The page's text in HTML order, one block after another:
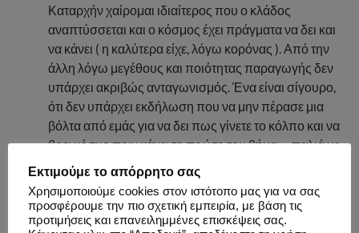
Καταρχήν χαίρομαι ιδιαίτερος που ο κλάδος
αναπτύσσεται και ο κόσμος έχει πράγματα να δει και
να κάνει ( η καλύτερα είχε, λόγω κορόνας ). Από την
άλλη λόγω μεγέθους και ποιότητας παραγωγής δεν
υπάρχει ακριβώς ανταγωνισμός. Ένα είναι σίγουρο,
ότι δεν υπάρχει εκδήλωση που να μην πέρασε μια
βόλτα από εμάς για να δει πως γίνετε το κόλπο και να
βρει κόσμο πριν κάνει το πρώτο του βήμα … παλιά με
ενοχλούσε δεν θα πω ψέματά, πλέον το βλέπω ως
κομπλιμέντο και επιπλέον συνεργίες για τους
συνεργάτες μας.
Εκτιμούμε το απόρρητο σας
Χρησιμοποιούμε cookies στον ιστότοπο μας για να σας
προσφέρουμε την πιο σχετική εμπειρία, με βάση τις
προτιμήσεις και επανειλημμένες επισκέψεις σας.